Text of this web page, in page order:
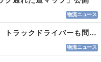
物流ニュース
自転車が従う信号はどれ？ トラックドライバーも問われる認識
物流ニュース